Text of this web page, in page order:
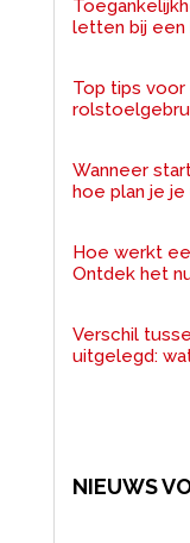
letten bij
Top tips
Wanneer
hoe plan je je
Hoe werkt
Ontdek het
Verschil
uitgelegd:
NIEUWS